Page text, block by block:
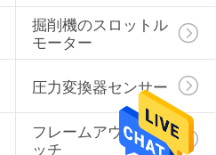
掘削機のスロットル
モーター
圧力変換器センサー
フレームアウト スイ
ッチ